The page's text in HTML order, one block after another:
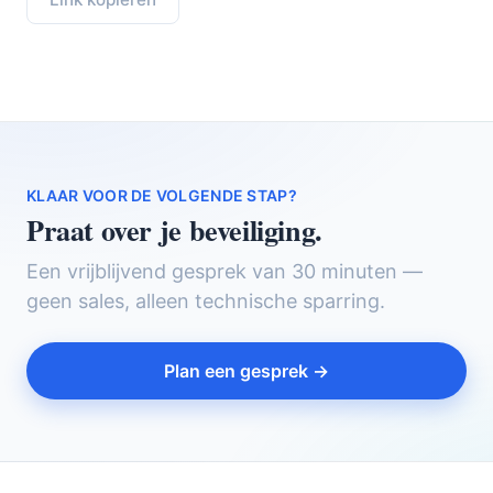
KLAAR VOOR DE VOLGENDE STAP?
Praat over je beveiliging.
Een vrijblijvend gesprek van 30 minuten —
geen sales, alleen technische sparring.
Plan een gesprek →